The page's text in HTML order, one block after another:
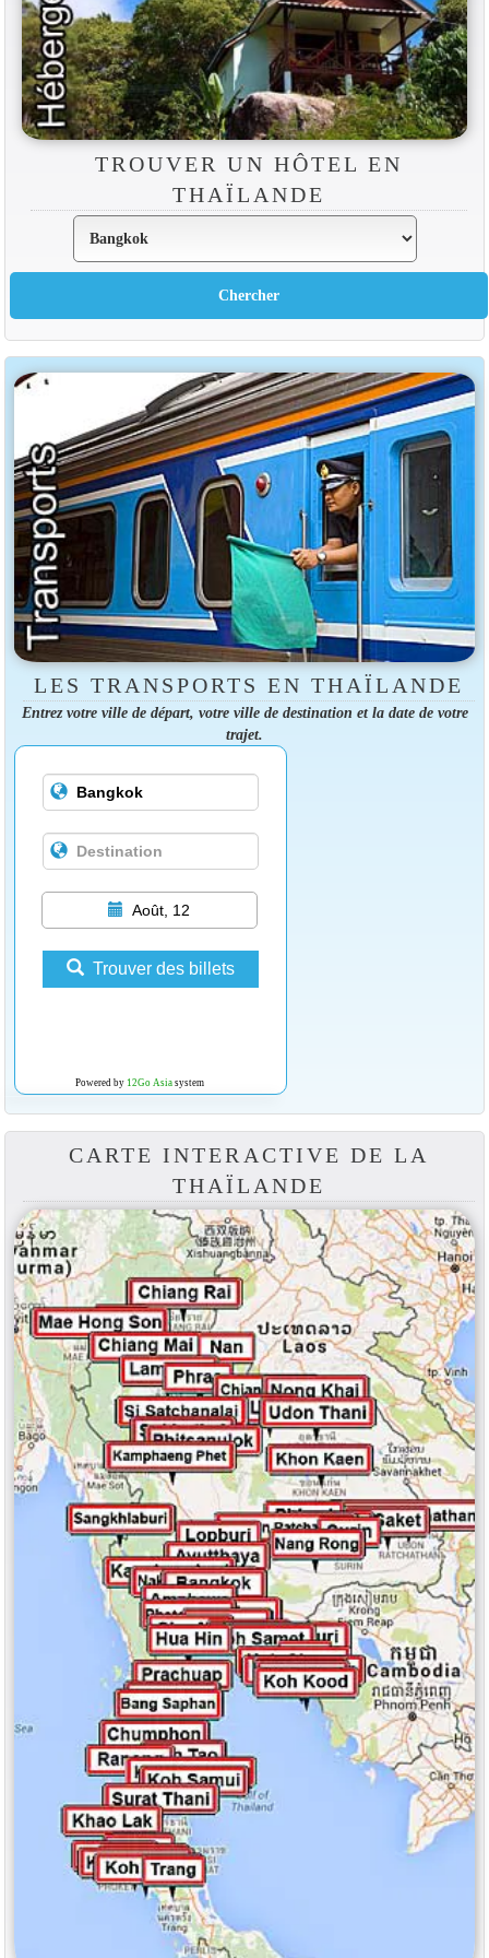
TROUVER UN HÔTEL EN
THAÏLANDE
LES TRANSPORTS EN THAÏLANDE
Entrez votre ville de départ, votre ville de destination et la date de votre
trajet.
Août, 12
Trouver des billets
Powered by 12Go Asiasystem
CARTE INTERACTIVE DE LA
THAÏLANDE